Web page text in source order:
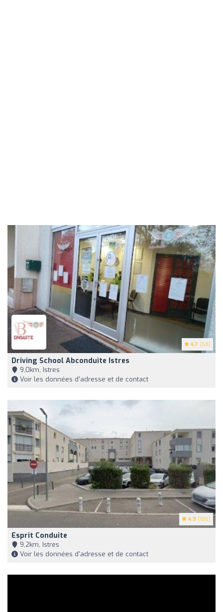
4.7 (68)
Driving School Abconduite Istres
9,0km, Istres
Voir les données d'adresse et de contact
4.9 (186)
Esprit Conduite
9,2km, Istres
Voir les données d'adresse et de contact